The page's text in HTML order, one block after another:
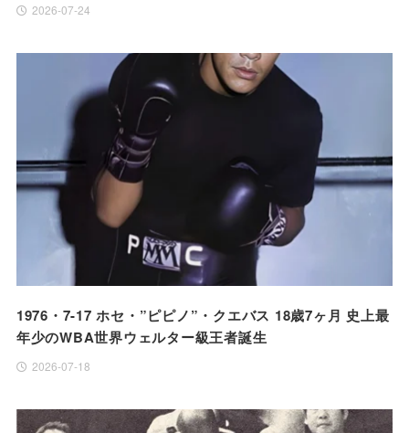
2026-07-24
1976・7-17 ホセ・”ピピノ”・クエバス 18歳7ヶ月 史上最
年少のWBA世界ウェルター級王者誕生
2026-07-18